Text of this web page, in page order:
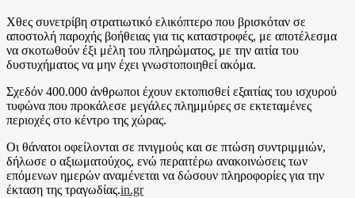
Χθες συνετρίβη στρατιωτικό ελικόπτερο που βρισκόταν σε
αποστολή παροχής βοήθειας για τις καταστροφές, με αποτέλεσμα
να σκοτωθούν έξι μέλη του πληρώματος, με την αιτία του
δυστυχήματος να μην έχει γνωστοποιηθεί ακόμα.
Σχεδόν 400.000 άνθρωποι έχουν εκτοπισθεί εξαιτίας του ισχυρού
τυφώνα που προκάλεσε μεγάλες πλημμύρες σε εκτεταμένες
περιοχές στο κέντρο της χώρας.
Οι θάνατοι οφείλονται σε πνιγμούς και σε πτώση συντριμμιών,
δήλωσε ο αξιωματούχος, ενώ περαιτέρω ανακοινώσεις των
επόμενων ημερών αναμένεται να δώσουν πληροφορίες για την
έκταση της τραγωδίας.in.gr